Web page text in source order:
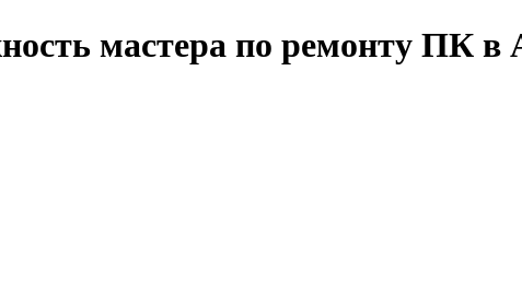
мастера по ремонту ПК в